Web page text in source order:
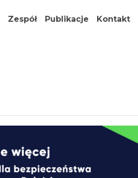
Zespół Publikacje Kontakt